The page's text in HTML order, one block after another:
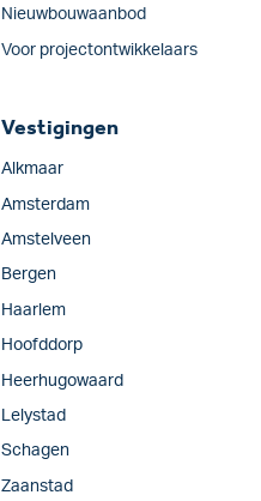
Nieuwbouwaanbod
Voor projectontwikkelaars
Vestigingen
Alkmaar
Amsterdam
Amstelveen
Bergen
Haarlem
Hoofddorp
Heerhugowaard
Lelystad
Schagen
Zaanstad